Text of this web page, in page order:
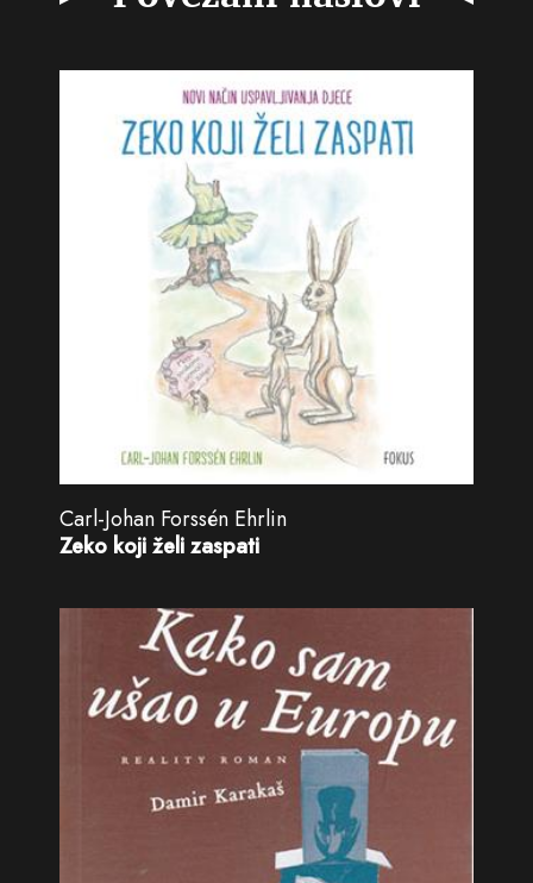
Carl-Johan Forssén Ehrlin
Zeko koji želi zaspati